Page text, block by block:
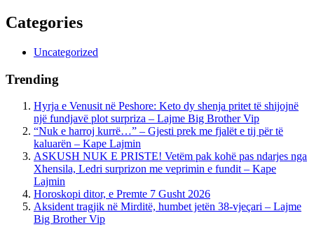
Categories
Uncategorized
Trending
Hyrja e Venusit në Peshore: Keto dy shenja pritet të shijojnë
një fundjavë plot surpriza – Lajme Big Brother Vip
“Nuk e harroj kurrë…” – Gjesti prek me fjalët e tij për të
kaluarën – Kape Lajmin
ASKUSH NUK E PRISTE! Vetëm pak kohë pas ndarjes nga
Xhensila, Ledri surprizon me veprimin e fundit – Kape
Lajmin
Horoskopi ditor, e Premte 7 Gusht 2026
Aksident tragjik në Mirditë, humbet jetën 38-vjeçari – Lajme
Big Brother Vip